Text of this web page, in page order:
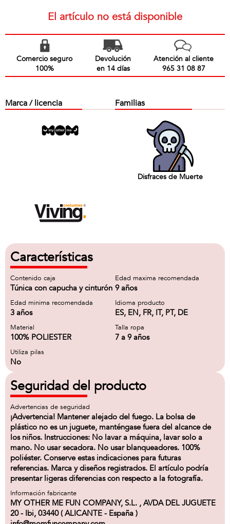
El artículo no está disponible
Comercio seguro
100%
Devolución
en 14 días
Atención al cliente
965 31 08 87
Marca / licencia Familias
Disfraces de Muerte
Características
Contenido caja
Túnica con capucha y cinturón
Edad maxima recomendada
9 años
Edad minima recomendada
3 años
Idioma producto
ES, EN, FR, IT, PT, DE
Material
100% POLIESTER
Talla ropa
7 a 9 años
Utiliza pilas
No
Seguridad del producto
Advertencias de seguridad
¡Advertencia! Mantener alejado del fuego. La bolsa de
plástico no es un juguete, manténgase fuera del alcance de
los niños. Instrucciones: No lavar a máquina, lavar solo a
mano. No usar secadora. No usar blanqueadores. 100%
poliéster. Conserve estas indicaciones para futuras
referencias. Marca y diseños registrados. El artículo podría
presentar ligeras diferencias con respecto a la fotografía.
Información fabricante
MY OTHER ME FUN COMPANY, S.L. , AVDA DEL JUGUETE
20 - Ibi, 03440 ( ALICANTE - España )